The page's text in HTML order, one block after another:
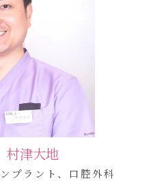
津大地
プラント、口腔外科